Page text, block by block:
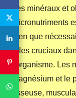
Les minéraux et
micronutriments
bien que
rôles cruciaux
l'organisme. Les
magnésium et le
osseuse,